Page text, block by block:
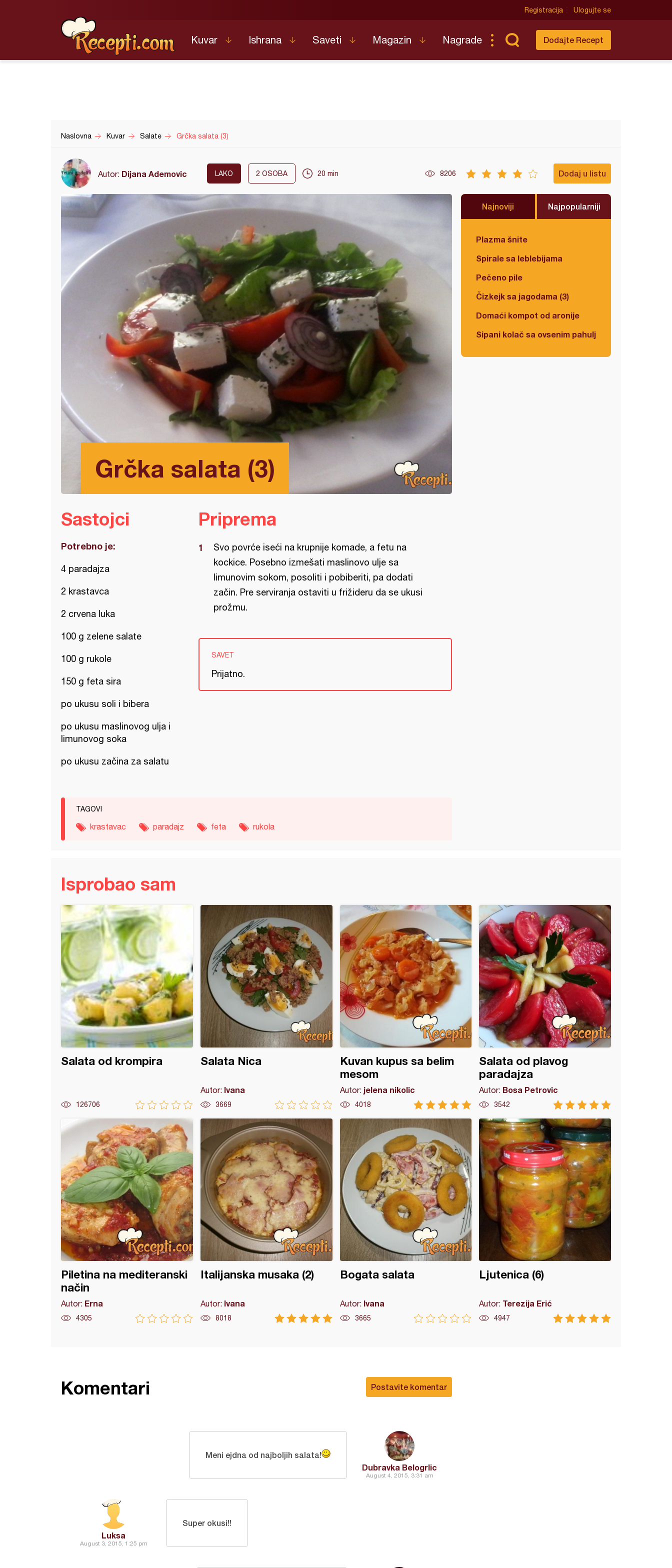
Registracija Ulogujte se
Kuvar Ishrana Saveti Magazin Nagrade Dodajte Recept
Naslovna Kuvar Salate Grčka salata (3)
Autor: Dijana Ademovic LAKO 2 OSOBA 20 min 8206 Dodaj u listu
Grčka salata (3)
Najnoviji Najpopularniji
Plazma šnite
Spirale sa leblebijama
Pečeno pile
Čizkejk sa jagodama (3)
Domaći kompot od aronije
Sipani kolač sa ovsenim pahuljicama i višnjama
Sastojci
Potrebno je:
4 paradajza
2 krastavca
2 crvena luka
100 g zelene salate
100 g rukole
150 g feta sira
po ukusu soli i bibera
po ukusu maslinovog ulja i
limunovog soka
po ukusu začina za salatu
Priprema
Svo povrće iseći na krupnije komade, a fetu na
kockice. Posebno izmešati maslinovo ulje sa
limunovim sokom, posoliti i pobiberiti, pa dodati
začin. Pre serviranja ostaviti u frižideru da se ukusi
prožmu.
SAVET
Prijatno.
TAGOVI
krastavac paradajz feta rukola
Isprobao sam
Salata od krompira
126706
Salata Nica
Autor: Ivana
3669
Kuvan kupus sa belim
mesom
Autor: jelena nikolic
4018
Salata od plavog
paradajza
Autor: Bosa Petrovic
3542
od plavog paradajza
Piletina na mediteranski
način
Autor: Erna
4305
Italijanska musaka (2)
Autor: Ivana
8018
Bogata salata
Autor: Ivana
3665
Ljutenica (6)
Autor: Terezija Erić
4947
Postavite komentar
Komentari
Dubravka Belogrlic
August 4, 2015, 3:31 am
Meni ejdna od najboljih salata!
Luksa
August 3, 2015, 1:25 pm
Super okusi!!